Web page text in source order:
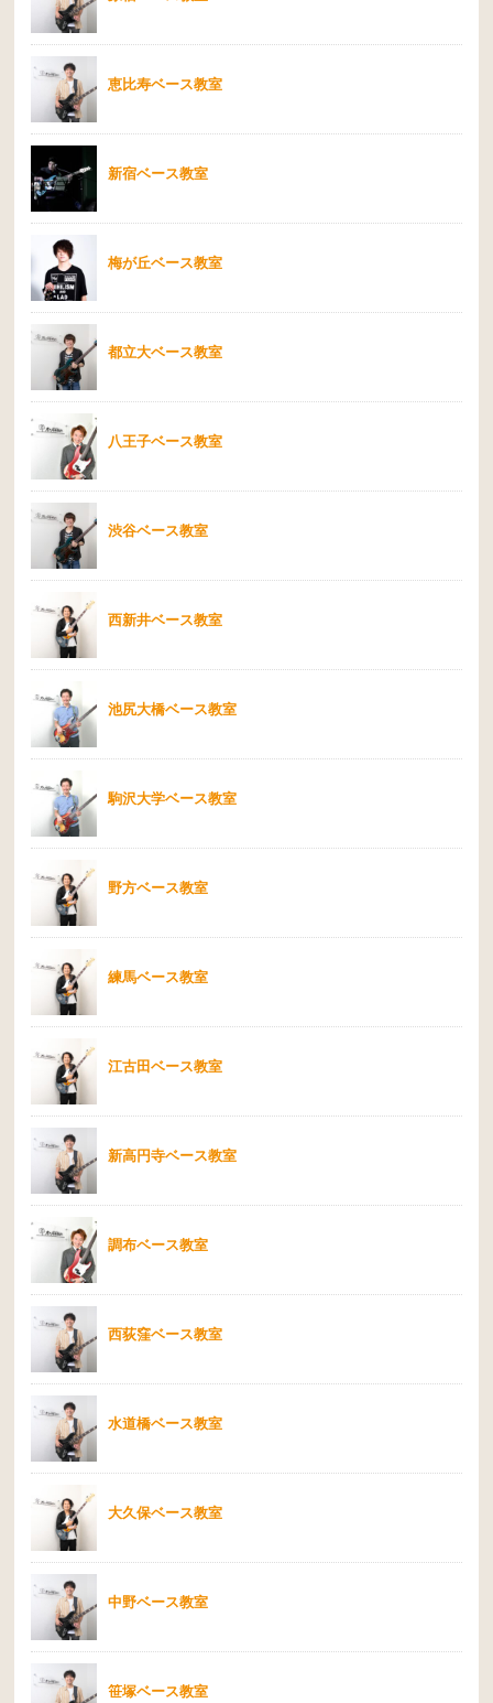
恵比寿ベース教室
新宿ベース教室
梅が丘ベース教室
都立大ベース教室
八王子ベース教室
渋谷ベース教室
西新井ベース教室
池尻大橋ベース教室
駒沢大学ベース教室
野方ベース教室
練馬ベース教室
江古田ベース教室
新高円寺ベース教室
調布ベース教室
西荻窪ベース教室
水道橋ベース教室
大久保ベース教室
中野ベース教室
笹塚ベース教室